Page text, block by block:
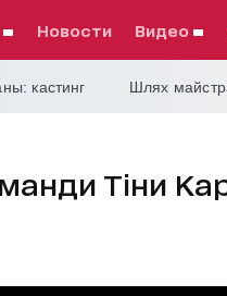
Новости видео
кастинг Шлях
Тіни